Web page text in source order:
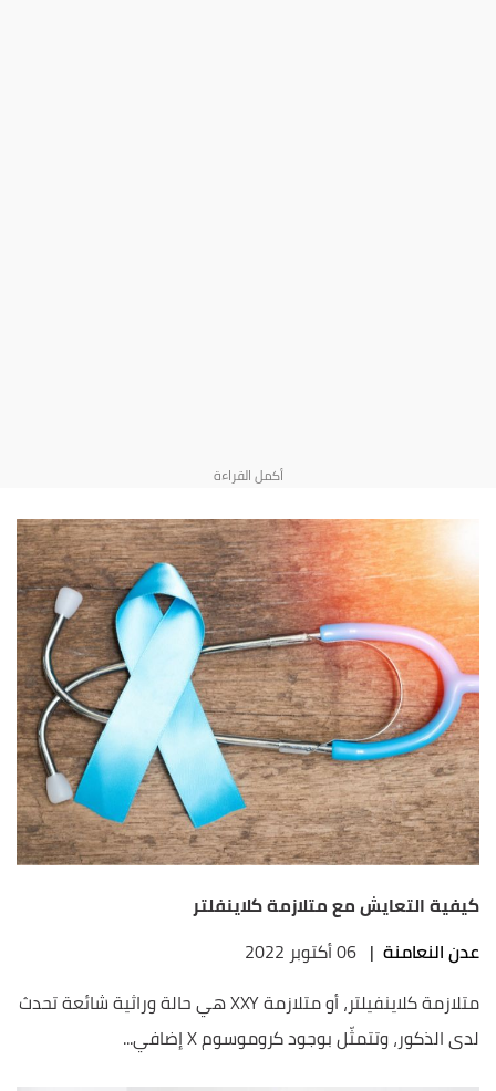
كيفية التعايش مع متلازمة كلاينفلتر
عدن النعامنة | 06 أكتوبر 2022
متلازمة كلاينفيلتر، أو متلازمة XXY هي حالة وراثية شائعة تحدث
لدى الذكور، وتتمثّل بوجود كروموسوم X إضافي...